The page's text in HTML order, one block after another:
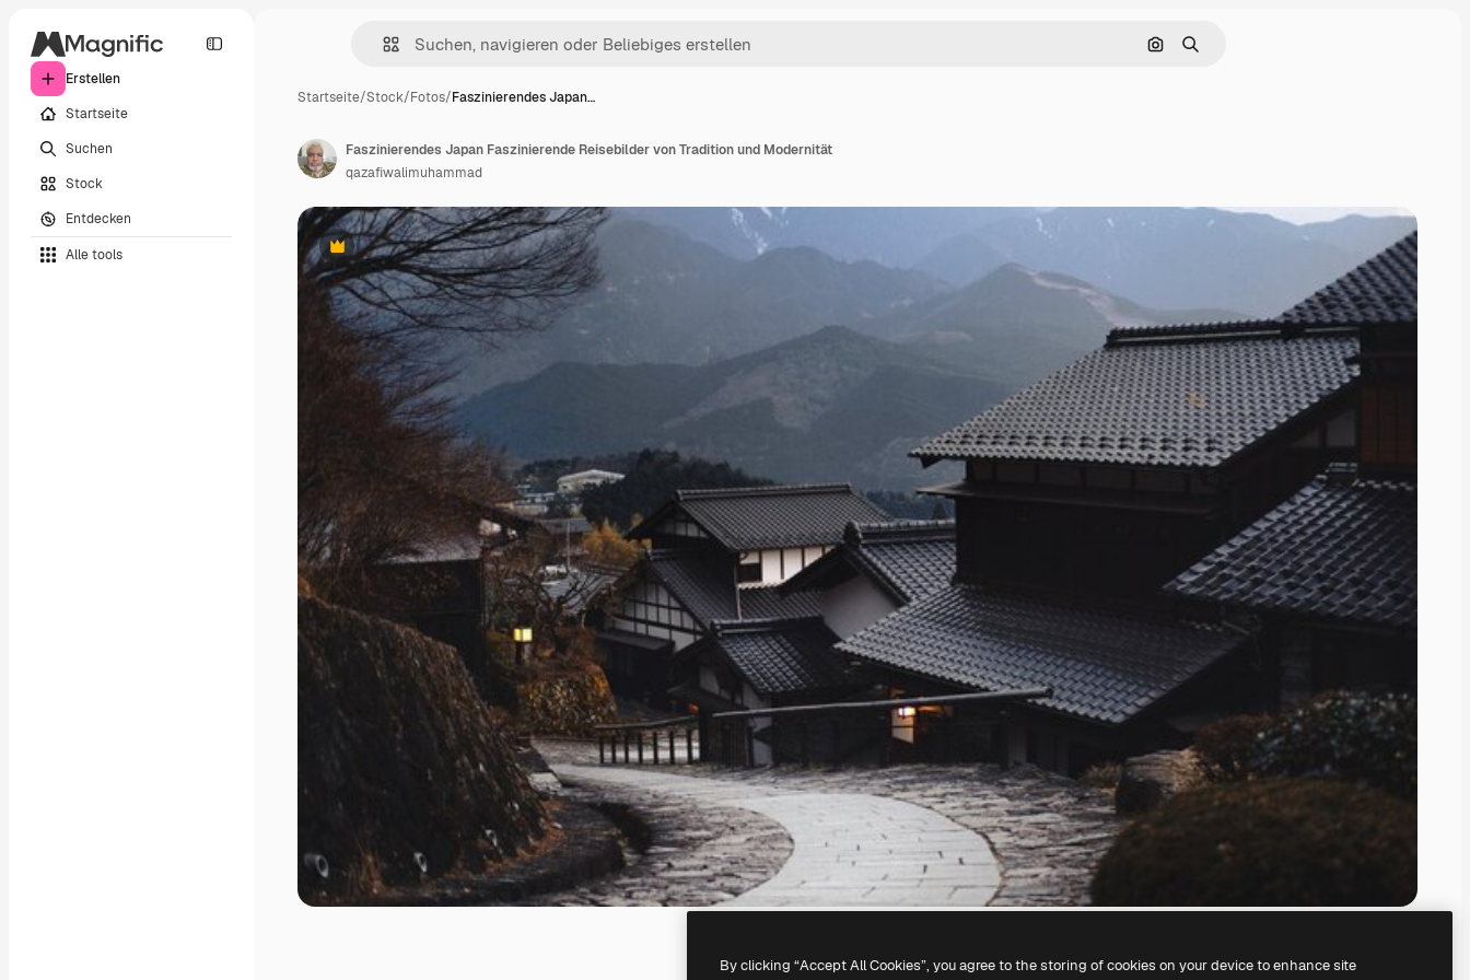
Erstellen
Startseite
Suchen
Stock
Entdecken
Alle tools
Nach Bild suchen
Suchen
Startseite/Stock/Fotos/Faszinierendes Japan…
Premium
Faszinierendes Japan Faszinierende Reisebilder von Tradition und Modernität
qazafiwalimuhammad
By clicking “Accept All Cookies”, you agree to the storing of cookies on your device to enhance site